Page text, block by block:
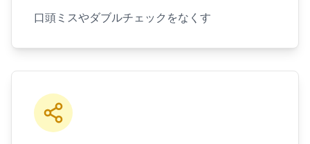
口頭ミスやダブルチェックをなくす